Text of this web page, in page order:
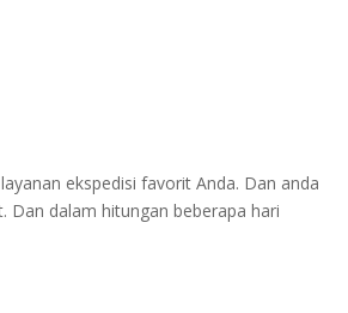
ekspedisi favorit Anda. Dan anda
Dan dalam hitungan beberapa hari